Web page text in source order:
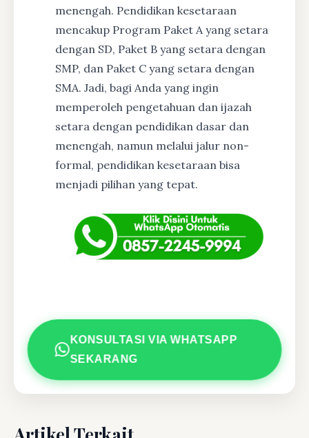
menengah. Pendidikan kesetaraan
mencakup Program Paket A yang setara
dengan SD, Paket B yang setara dengan
SMP, dan Paket C yang setara dengan
SMA. Jadi, bagi Anda yang ingin
memperoleh pengetahuan dan ijazah
setara dengan pendidikan dasar dan
menengah, namun melalui jalur non-
formal, pendidikan kesetaraan bisa
menjadi pilihan yang tepat.
KONSULTASI VIA WHATSAPP
SEKARANG